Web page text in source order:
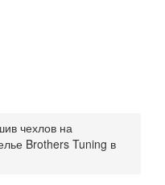
чехлов на
Brothers Tuning в